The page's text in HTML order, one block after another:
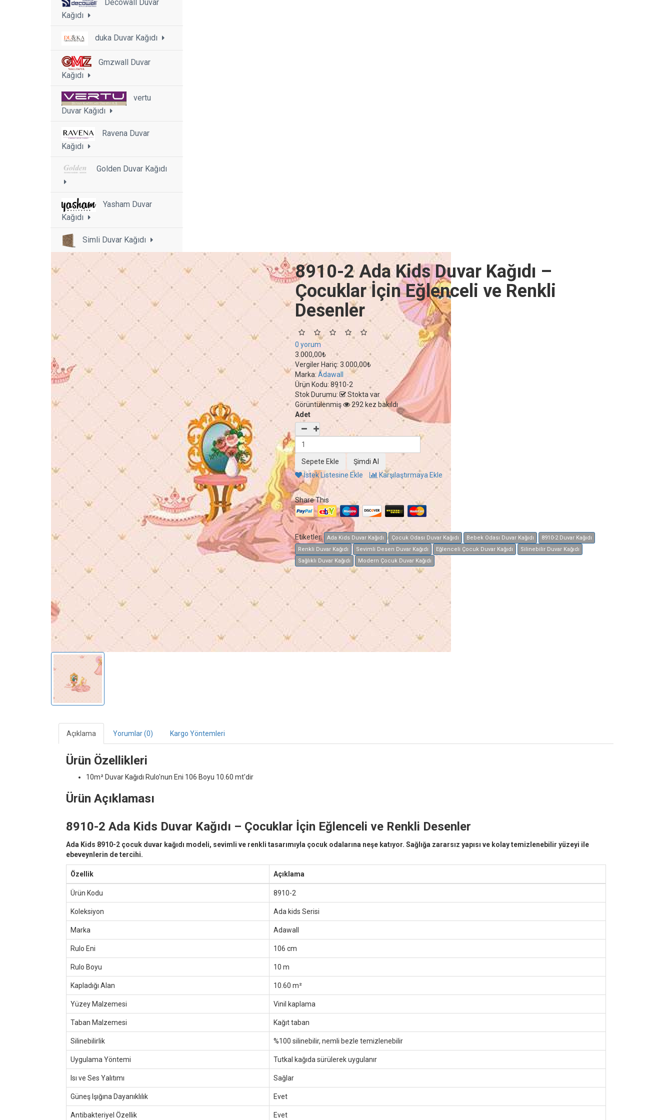
Decowall Duvar
Kağıdı
duka Duvar Kağıdı
Gmzwall Duvar
Kağıdı
vertu
Duvar Kağıdı
Ravena Duvar
Kağıdı
Golden Duvar Kağıdı
Yasham Duvar
Kağıdı
Simli Duvar Kağıdı
8910-2 Ada Kids Duvar Kağıdı –
Çocuklar İçin Eğlenceli ve Renkli
Desenler
0 yorum
3.000,00₺
Vergiler Hariç: 3.000,00₺
Marka: Adawall
Ürün Kodu: 8910-2
Stok Durumu:
Stokta var
Görüntülenmiş
292 kez bakıldı
Adet
İstek Listesine Ekle Karşılaştırmaya Ekle
Share This
Etiketler: Ada Kids Duvar Kağıdı Çocuk Odası Duvar Kağıdı Bebek Odası Duvar Kağıdı
8910-2 Duvar Kağıdı
Renkli Duvar Kağıdı
Sevimli Desen Duvar Kağıdı Eğlenceli Çocuk Duvar Kağıdı
Silinebilir Duvar Kağıdı
Sağlıklı Duvar Kağıdı
Modern Çocuk Duvar Kağıdı
Açıklama Yorumlar (0) Kargo Yöntemleri
Ürün Özellikleri
10m² Duvar Kağıdı Rulo'nun Eni 106 Boyu 10.60 mt'dir
Ürün Açıklaması
8910-2 Ada Kids Duvar Kağıdı – Çocuklar İçin Eğlenceli ve Renkli Desenler
Ada Kids 8910-2 çocuk duvar kağıdı modeli, sevimli ve renkli tasarımıyla çocuk odalarına neşe katıyor. Sağlığa zararsız yapısı ve kolay temizlenebilir yüzeyi ile
ebeveynlerin de tercihi.
Özellik Açıklama
Ürün Kodu 8910-2
Koleksiyon Ada kids Serisi
Marka Adawall
Rulo Eni 106 cm
Rulo Boyu 10 m
Kapladığı Alan 10.60 m²
Yüzey Malzemesi Vinil kaplama
Taban Malzemesi Kağıt taban
Silinebilirlik %100 silinebilir, nemli bezle temizlenebilir
Uygulama Yöntemi Tutkal kağıda sürülerek uygulanır
Isı ve Ses Yalıtımı Sağlar
Güneş Işığına Dayanıklılık Evet
Antibakteriyel Özellik Evet